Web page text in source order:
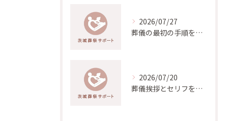
2026/07/27
葬儀の最初の手順を時系列で解説し慌てず進めるための実践ガイド
2026/07/20
葬儀挨拶とセリフを徹底解説茨城県峰後に適した具体例と返答集